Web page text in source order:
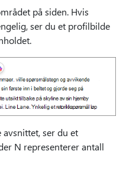
på siden. Hvis
ser du et profilbilde
ser du et
N representerer antall